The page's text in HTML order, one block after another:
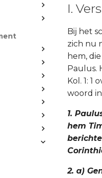
I.
Bij het
zich nu
hem,
Paulus.
Kol. 1:
woord in
1.
hem
2. a)